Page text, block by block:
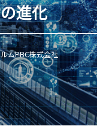
進化
ムPBC株式会社